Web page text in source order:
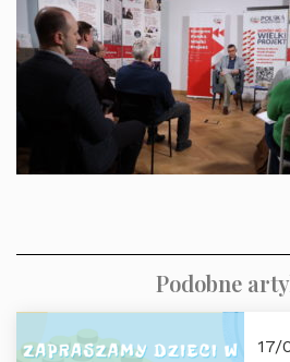
Podobne
17/